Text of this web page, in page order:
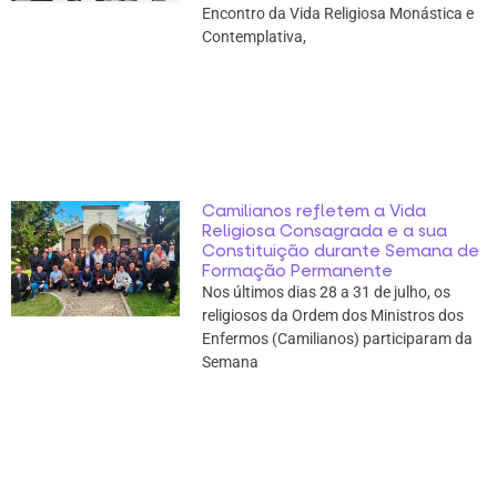
Encontro da Vida Religiosa Monástica e
Contemplativa,
Camilianos refletem a Vida
Religiosa Consagrada e a sua
Constituição durante Semana de
Formação Permanente
Nos últimos dias 28 a 31 de julho, os
religiosos da Ordem dos Ministros dos
Enfermos (Camilianos) participaram da
Semana